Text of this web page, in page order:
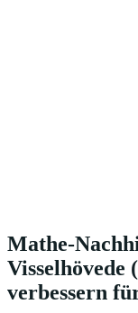
Mathe-
Visselhövede
verbessern